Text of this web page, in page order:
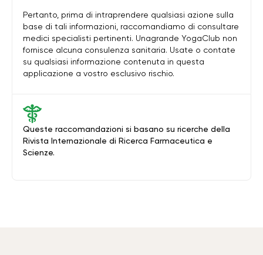
Queste raccomandazioni si basano su ricerche della
Rivista Internazionale di Ricerca Farmaceutica e
Scienze.
Pertanto, prima di intraprendere qualsiasi azione sulla
base di tali informazioni, raccomandiamo di consultare
medici specialisti pertinenti. Unagrande YogaClub non
fornisce alcuna consulenza sanitaria. Usate o contate
su qualsiasi informazione contenuta in questa
applicazione a vostro esclusivo rischio.